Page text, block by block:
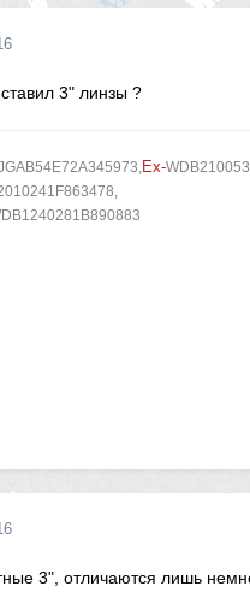
3" линзы ?
,Ex-
3", отличаются лишь